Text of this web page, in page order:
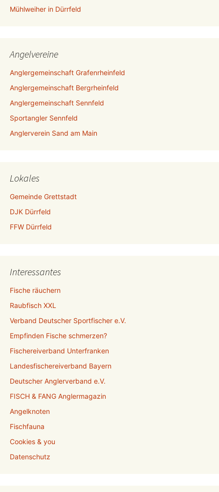
Mühlweiher in Dürrfeld
Angelvereine
Anglergemeinschaft Grafenrheinfeld
Anglergemeinschaft Bergrheinfeld
Anglergemeinschaft Sennfeld
Sportangler Sennfeld
Anglerverein Sand am Main
Lokales
Gemeinde Grettstadt
DJK Dürrfeld
FFW Dürrfeld
Interessantes
Fische räuchern
Raubfisch XXL
Verband Deutscher Sportfischer e.V.
Empfinden Fische schmerzen?
Fischereiverband Unterfranken
Landesfischereiverband Bayern
Deutscher Anglerverband e.V.
FISCH & FANG Anglermagazin
Angelknoten
Fischfauna
Cookies & you
Datenschutz